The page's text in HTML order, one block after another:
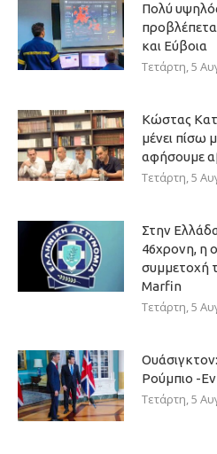
Πολύ
και Εύβοια
Τετάρτη, 5
Κώστας
μένει πίσω
αφήσουμε
Τετάρτη, 5
Στην
46χρονη, η
συμμετοχή
Marfin
Τετάρτη, 5
Ρούμπιο -
Τετάρτη, 5